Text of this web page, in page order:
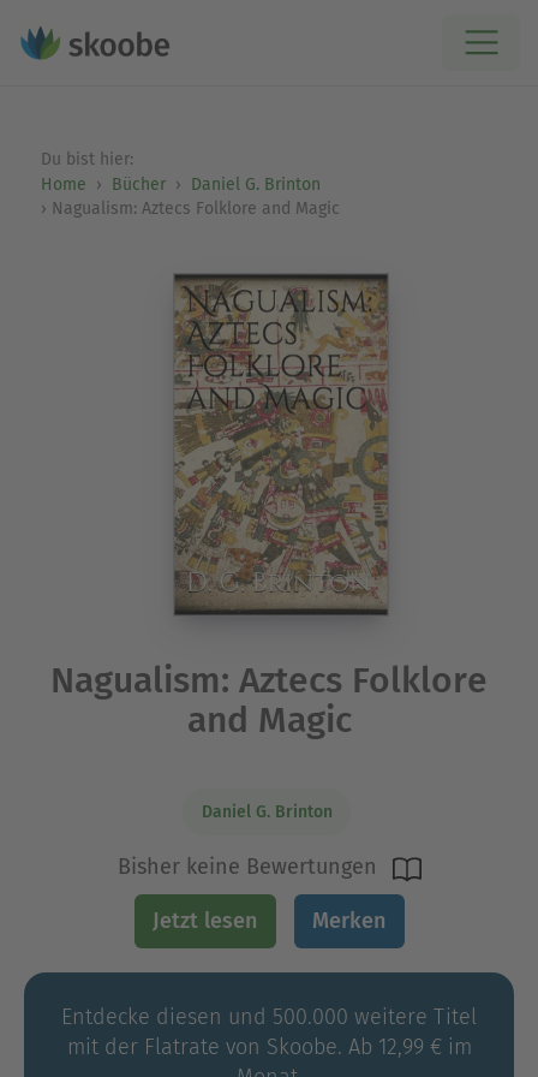
Du bist hier:
Home
Bücher
Daniel G. Brinton
Nagualism: Aztecs Folklore and Magic
Nagualism: Aztecs Folklore
and Magic
Daniel G. Brinton
Bisher keine Bewertungen
Jetzt lesen Merken
Entdecke diesen und 500.000 weitere Titel
mit der Flatrate von Skoobe. Ab 12,99 € im